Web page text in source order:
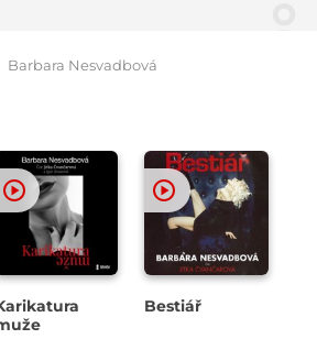
Barbara Nesvadbová
Bestiář